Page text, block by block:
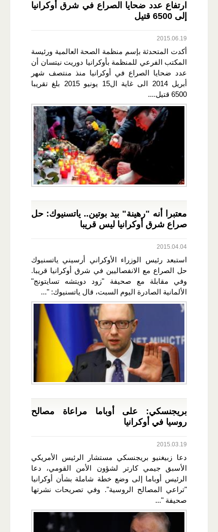
ارتفاع عدد ضحايا الصراع في شرق أوكرانيا
إلى 6500 قتيل
2015.06.19
أكدت المتحدثة بإسم منظمة الصحة العالمية ورئيسة
المكتب الفرعي للمنظمة بأوكرانيا دوريت نيتسان أن
عدد ضحايا الصراع في أوكرانيا منذ منتصف شهر
أبريل 2014 الى غاية ال15 يونيو 2015 بلغ تقريبا
6500 قتيل....
معتبرا أنه "رهينة" بيد بوتين.. ياتسنيوك: حل
صراع شرق أوكرانيا ليس قريبا
2015.04.04
استبعد رئيس الوزراء الأوكراني أرسيني ياتسنيوك
حل الصراع مع الانفصاليين في شرق أوكرانيا قريبا.
وفي مقابلة مع صحيفة "زود دويتشه تسايتونج"
الألمانية الصادرة اليوم السبت، قال ياتسنيوك: "...
بريجنسكي: على أوباما مراعاة مصالح
روسيا في أوكرانيا
2015.03.19
دعا زبيغنيو بريجنسكي مستشار الرئيس الأمريكي
الأسبق جيمي كارتر لشؤون الأمن القومي، دعا
الرئيس أوباما إلى وضع خطة شاملة بشأن أوكرانيا
"تراعي المصالح الروسية". وفي تصريحات نشرتها
صحيفة "...